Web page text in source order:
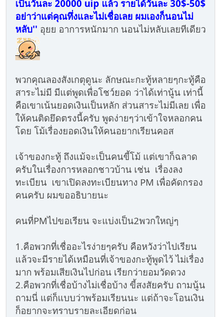
เป็นวันละ 20000 uip แล้ว รายได้วันละ 30$-50$
อย่าว่าแต่คุณทึ่งและไม่เชื่อเลย ผมเองก็นอนไม่
หลับ'' อุยย อาการหนักมาก นอนไม่หลับเลยทีเดียว
พวกคุณลองสังเกตุดูนะ ลักษณะกะทู้หลายๆกะทู้คือ
สาระไม่มี มีแต่พูดเพื่อโชว์ยอด ว่าได้เท่านู้น เท่านี้
คือเขาเน้นยอดเงินเป็นหลัก ส่วนสาระไม่มีเลย เพื่อ
ให้คนติดยึดตรงนี้ครับ พูดง่ายๆว่าเข้าใจหลอกคน
โดย โม้เรื่องยอดเงินให้คนอยากเรียนคอส
เจ้าของกะทู้ ถึงแม้จะเป็นคนขี้โม้ แต่เขาก็ฉลาด
ครับในเรื่องการหลอกชาวบ้าน เช่น เรื่องลง
ทะเบียน เขาเปิดลงทะเบียนทาง PM เพื่อคัดกรอง
คนครับ ผมขออธิบายนะ
คนที่PMไปขอเรียน จะแบ่งเป็น2พวกใหญ่ๆ
1.คือพวกที่เชื่ออะไรง่ายๆครับ คือหวังว่าไปเรียน
แล้วจะมีรายได้เหมือนที่เจ้าของกะทู้พูดไว้ ไม่เรื่อง
มาก พร้อมเสียเงินไปก่อน เรียกว่ายอมวัดดวง
2.คือพวกที่เชื่อบ้างไม่เชื่อบ้าง ขี้สงสัยครับ ถามนู้น
ถามนี่ แต่ก็แบบว่าพร้อมเรียนนะ แต่ถ้าจะโอนเงิน
ก็อยากจะทราบรายละเอียดก่อน